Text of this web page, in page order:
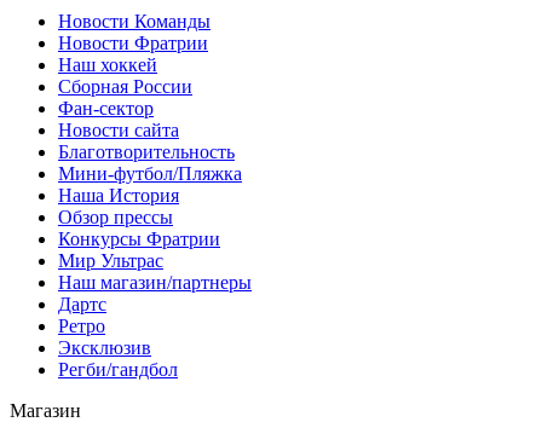
Новости Команды
Новости Фратрии
Наш хоккей
Сборная России
Фан-cектор
Новости сайта
Благотворительность
Мини-футбол/Пляжка
Наша История
Обзор прессы
Конкурсы Фратрии
Мир Ультрас
Наш магазин/партнеры
Дартс
Ретро
Эксклюзив
Регби/гандбол
Магазин